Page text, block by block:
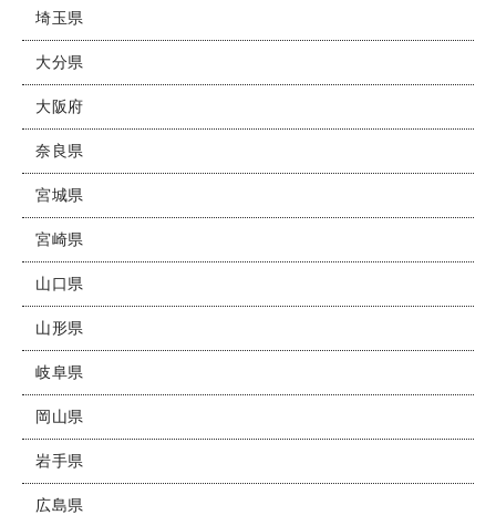
埼玉県
大分県
大阪府
奈良県
宮城県
宮崎県
山口県
山形県
岐阜県
岡山県
岩手県
広島県